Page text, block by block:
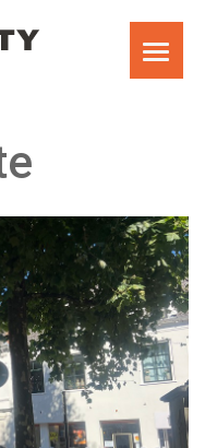
MANAGERS EN